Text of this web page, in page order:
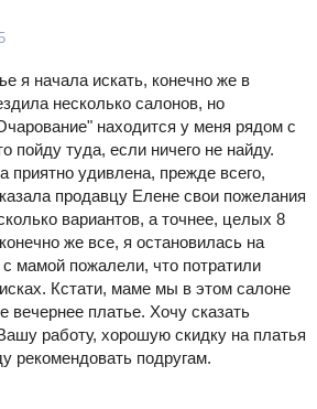
я начала искать, конечно же в
несколько салонов, но
находится у меня рядом с
пойду туда, если ничего не найду.
приятно удивлена, прежде всего,
продавцу Елене свои пожелания
вариантов, а точнее, целых 8
же все, я остановилась на
мамой пожалели, что потратили
Кстати, маме мы в этом салоне
вечернее платье. Хочу сказать
работу, хорошую скидку на платья
рекомендовать подругам.